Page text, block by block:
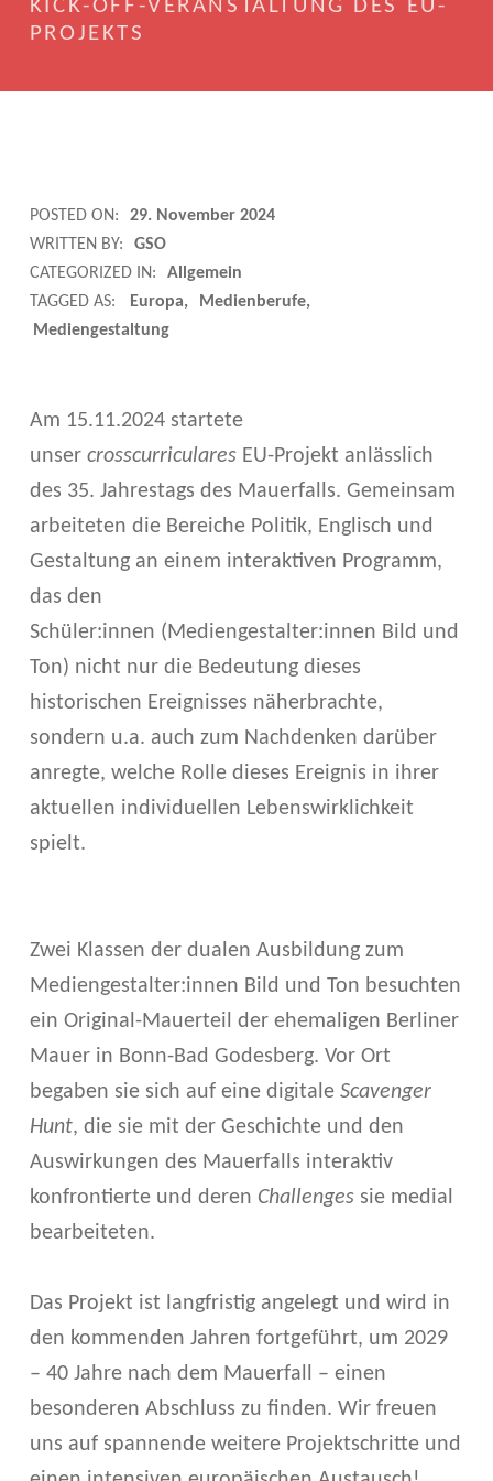
KICK-OFF-VERANSTALTUNG DES EU-
PROJEKTS
„
M
A
R
D
E
T
E
K
T
I
V
E
E
Y
O
N
D
B
O
D
E
R
S
POSTED ON:
29. November 2024
WRITTEN BY:
GSO
CATEGORIZED IN:
Allgemein
TAGGED AS:
Europa
Medienberufe
Mediengestaltung
Am 15.11.2024 startete
unser crosscurricularesEU-Projekt anlässlich
des 35. Jahrestags des Mauerfalls. Gemeinsam
arbeiteten die Bereiche Politik, Englisch und
Gestaltung an einem interaktiven Programm,
das den
Schüler:innen (Mediengestalter:innen Bild und
Ton) nicht nur die Bedeutung dieses
historischen Ereignisses näherbrachte,
sondern u.a. auch zum Nachdenken darüber
anregte, welche Rolle dieses Ereignis in ihrer
aktuellen individuellen Lebenswirklichkeit
spielt.
Zwei Klassen der dualen Ausbildung zum
Mediengestalter:innen Bild und Ton besuchten
ein Original-Mauerteil der ehemaligen Berliner
Mauer in Bonn-Bad Godesberg. Vor Ort
begaben sie sich auf eine digitale Scavenger
Hunt, die sie mit der Geschichte und den
Auswirkungen des Mauerfalls interaktiv
konfrontierte und deren Challenges sie medial
bearbeiteten.
Das Projekt ist langfristig angelegt und wird in
den kommenden Jahren fortgeführt, um 2029
– 40 Jahre nach dem Mauerfall – einen
besonderen Abschluss zu finden. Wir freuen
uns auf spannende weitere Projektschritte und